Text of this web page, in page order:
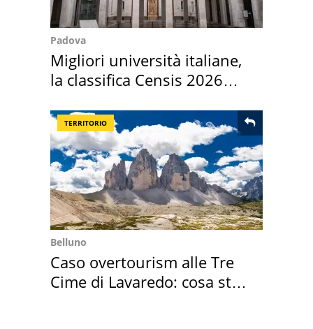
Padova
Migliori università italiane,
la classifica Censis 2026
TERRITORIO
Belluno
Caso overtourism alle Tre
Cime di Lavaredo: cosa sta